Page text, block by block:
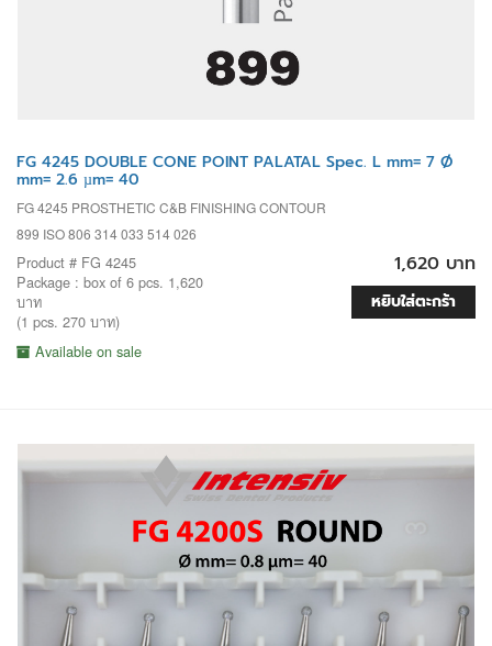
FG 4245 DOUBLE CONE POINT PALATAL Spec. L mm= 7 Ø
mm= 2.6 µm= 40
FG 4245 PROSTHETIC C&B FINISHING CONTOUR
899 ISO 806 314 033 514 026
Product # FG 4245
Package : box of 6 pcs. 1,620
บาท
(1 pcs. 270 บาท)
Available on sale
1,620 บาท
หยิบใส่ตะกร้า